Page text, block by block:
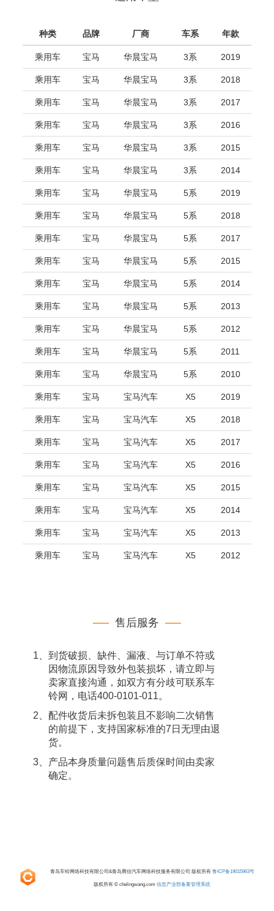
种类 品牌 厂商 车系 年款
乘用车 宝马 华晨宝马 3系 2019
乘用车 宝马 华晨宝马 3系 2018
乘用车 宝马 华晨宝马 3系 2017
乘用车 宝马 华晨宝马 3系 2016
乘用车 宝马 华晨宝马 3系 2015
乘用车 宝马 华晨宝马 3系 2014
乘用车 宝马 华晨宝马 5系 2019
乘用车 宝马 华晨宝马 5系 2018
乘用车 宝马 华晨宝马 5系 2017
乘用车 宝马 华晨宝马 5系 2015
乘用车 宝马 华晨宝马 5系 2014
乘用车 宝马 华晨宝马 5系 2013
乘用车 宝马 华晨宝马 5系 2012
乘用车 宝马 华晨宝马 5系 2011
乘用车 宝马 华晨宝马 5系 2010
乘用车 宝马 宝马汽车 X5 2019
乘用车 宝马 宝马汽车 X5 2018
乘用车 宝马 宝马汽车 X5 2017
乘用车 宝马 宝马汽车 X5 2016
乘用车 宝马 宝马汽车 X5 2015
乘用车 宝马 宝马汽车 X5 2014
乘用车 宝马 宝马汽车 X5 2013
乘用车 宝马 宝马汽车 X5 2012
售后服务
1、到货破损、缺件、漏液、与订单不符或
因物流原因导致外包装损坏，请立即与
卖家直接沟通，如双方有分歧可联系车
铃网，电话400-0101-011。
2、配件收货后未拆包装且不影响二次销售
的前提下，支持国家标准的7日无理由退
货。
3、产品本身质量问题售后质保时间由卖家
确定。
青岛车铃网络科技有限公司&青岛腾信汽车网络科技服务有限公司 版权所有 鲁ICP备19015963号
版权所有 © chelingwang.com 信息产业部备案管理系统